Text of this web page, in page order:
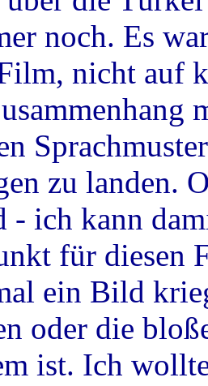
noch. Es
nicht auf
zu landen.
- ich kann
für diesen
ein Bild
oder die
ist. Ich